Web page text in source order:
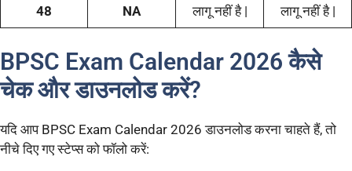
48 NA लागू नहीं है | लागू नहीं है |
BPSC Exam Calendar 2026 कैसे
चेक और डाउनलोड करें?
यदि आप BPSC Exam Calendar 2026 डाउनलोड करना चाहते हैं, तो
नीचे दिए गए स्टेप्स को फॉलो करें: